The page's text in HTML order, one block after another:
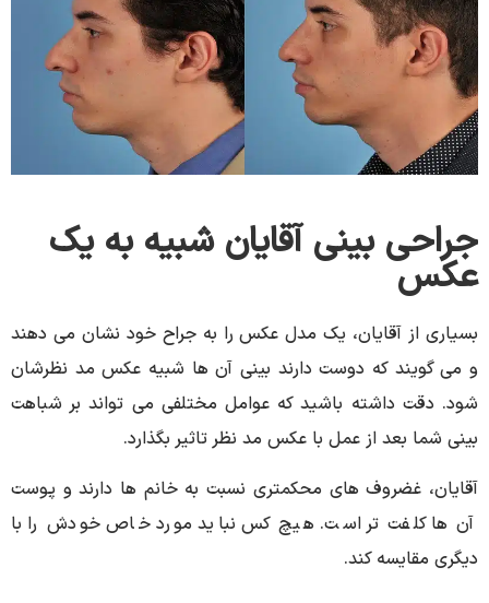
جراحی بینی آقایان شبیه به یک
عکس
بسیاری از آقایان، یک مدل عکس را به جراح خود نشان می دهند
و می گویند که دوست دارند بینی آن ها شبیه عکس مد نظرشان
شود. دقت داشته باشید که عوامل مختلفی می تواند بر شباهت
بینی شما بعد از عمل با عکس مد نظر تاثیر بگذارد.
آقایان، غضروف های محکمتری نسبت به خانم ها دارند و پوست
آن ها کلفت تر است. هیچ کس نباید مورد خاص خودش را با
دیگری مقایسه کند.